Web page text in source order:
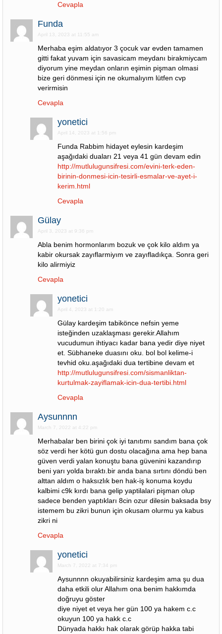
Cevapla
Funda
April 13, 2023 at 11:55 am
Merhaba eşim aldatıyor 3 çocuk var evden tamamen
gitti fakat yuvam için savasicam meydanı birakmiycam
diyorum yine meydan onların eşimin pişman olmasi
bize geri dönmesi için ne okumalıyım lütfen cvp
verirmisin
Cevapla
yonetici
April 14, 2023 at 1:56 pm
Funda Rabbim hidayet eylesin kardeşim
aşağıdaki duaları 21 veya 41 gün devam edin
http://mutlulugunsifresi.com/evini-terk-eden-
birinin-donmesi-icin-tesirli-esmalar-ve-ayet-i-
kerim.html
Cevapla
Gülay
April 3, 2023 at 9:36 pm
Abla benim hormonlarım bozuk ve çok kilo aldım ya
kabir okursak zayıflarmiyım ve zayıfladıkça. Sonra geri
kilo alirmiyiz
Cevapla
yonetici
April 4, 2023 at 1:20 am
Gülay kardeşim tabikönce nefsin yeme
isteğinden uzaklaşması gerekir.Allahım
vucudumun ihtiyacı kadar bana yedir diye niyet
et. Sübhaneke duasını oku. bol bol kelime-i
tevhid oku.aşağıdaki dua tertibine devam et
http://mutlulugunsifresi.com/sismanliktan-
kurtulmak-zayiflamak-icin-dua-tertibi.html
Cevapla
Aysunnnn
March 7, 2022 at 4:22 pm
Merhabalar ben birini çok iyi tanıtımı sandım bana çok
söz verdi her kötü gun dostu olacağına ama hep bana
güven verdi yalan konuştu bana güvenini kazandırıp
beni yarı yolda bıraktı.bir anda bana sırtını döndü ben
alttan aldım o haksızlık ben hak-iş konuma koydu
kalbimi c9k kırdı bana gelip yaptilalari pişman olup
sadece benden yaptıkları 8cin ozur dilesin baksada bsy
istemem bu zikri bunun için okusam olurmu ya kabus
zikri ni
Cevapla
yonetici
March 7, 2022 at 7:34 pm
Aysunnnn okuyabilirsiniz kardeşim ama şu dua
daha etkili olur Allahım ona benim hakkımda
doğruyu göster
diye niyet et veya her gün 100 ya hakem c.c
okuyun 100 ya hakk c.c
Dünyada hakkı hak olarak görüp hakka tabi